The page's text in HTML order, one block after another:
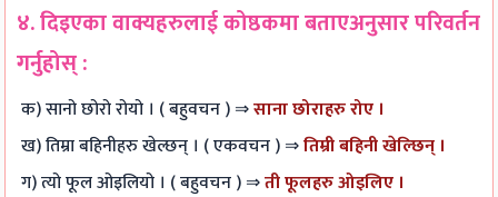
४. दिइएका वाक्यहरुलाई कोष्ठकमा बताएअनुसार परिवर्तन
गर्नुहोस् :
क) सानो छोरो रोयो । ( बहुवचन ) ⇒साना छोराहरु रोए ।
ख) तिम्रा बहिनीहरु खेल्छन् । ( एकवचन ) ⇒तिम्री बहिनी खेल्छिन् ।
ग) त्यो फूल ओइलियो । ( बहुवचन ) ⇒ती फूलहरु ओइलिए ।